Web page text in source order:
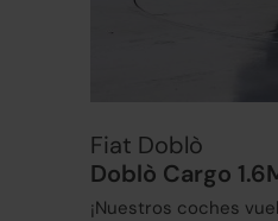
Fiat Doblò
Doblò Cargo
¡Nuestros coches